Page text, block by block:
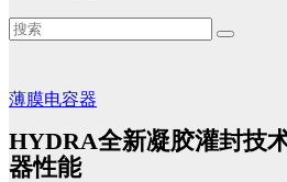
薄膜电容器
HYDRA全新凝胶灌封技
器性能